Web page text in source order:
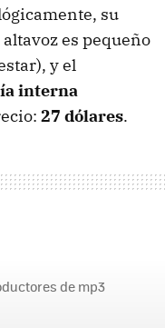
su
es pequeño
y el
interna
27 dólares.
de mp3